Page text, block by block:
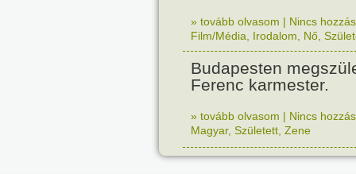
» tovább olvasom | Nincs
Film/Média
Irodalom Nő
Budapesten
Ferenc karmester.
» tovább olvasom | Nincs
Magyar, Született Zene